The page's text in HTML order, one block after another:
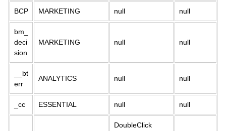
BCP MARKETING null null
bm_
deci
sion
MARKETING null null
__bt
err
ANALYTICS null null
_cc ESSENTIAL null null
DoubleClick